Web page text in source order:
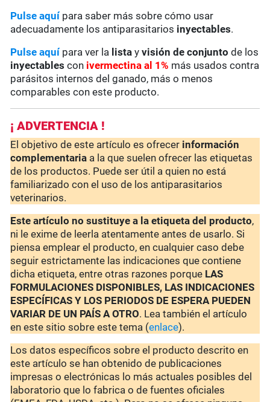
Pulse aquípara saber más sobre cómo usar
adecuadamente los antiparasitarios inyectables.
Pulse aquí para ver la lista yvisión de conjunto de los
inyectables con ivermectina al 1% más usados contra
parásitos internos del ganado, más o menos
comparables con este producto.
¡ ADVERTENCIA !
El objetivo de este artículo es ofrecer información
complementaria a la que suelen ofrecer las etiquetas
de los productos. Puede ser útil a quien no está
familiarizado con el uso de los antiparasitarios
veterinarios.
Este artículo no sustituye a la etiqueta del producto,
ni le exime de leerla atentamente antes de usarlo. Si
piensa emplear el producto, en cualquier caso debe
seguir estrictamente las indicaciones que contiene
dicha etiqueta, entre otras razones porque LAS
FORMULACIONES DISPONIBLES, LAS INDICACIONES
ESPECÍFICAS Y LOS PERIODOS DE ESPERA PUEDEN
VARIAR DE UN PAÍS A OTRO. Lea también el artículo
en este sitio sobre este tema (enlace).
Los datos específicos sobre el producto descrito en
este artículo se han obtenido de publicaciones
impresas o electrónicas lo más actuales posibles del
laboratorio que lo fabrica o de fuentes oficiales